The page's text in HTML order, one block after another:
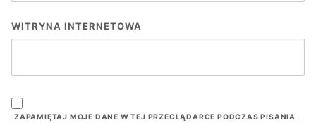
WITRYNA INTERNETOWA
ZAPAMIĘTAJ MOJE DANE W TEJ PRZEGLĄDARCE PODCZAS PISANIA